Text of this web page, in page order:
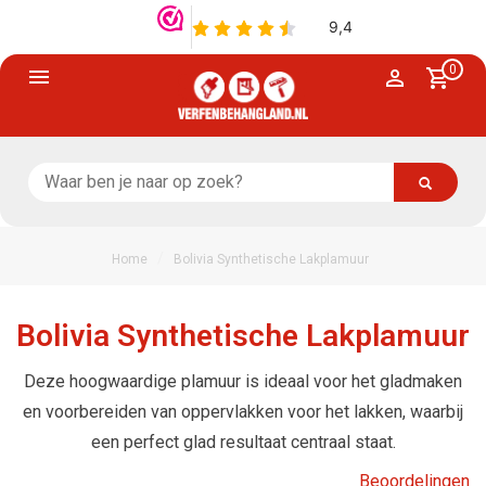
0
Home Bolivia Synthetische Lakplamuur
Bolivia Synthetische Lakplamuur
Deze hoogwaardige plamuur is ideaal voor het gladmaken
en voorbereiden van oppervlakken voor het lakken, waarbij
een perfect glad resultaat centraal staat.
Beoordelingen